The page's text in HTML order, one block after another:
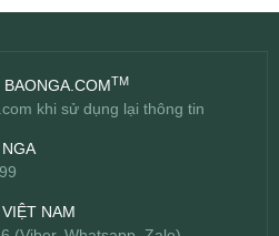
TM
khi sử dụng lại thông tin
1999
NAM